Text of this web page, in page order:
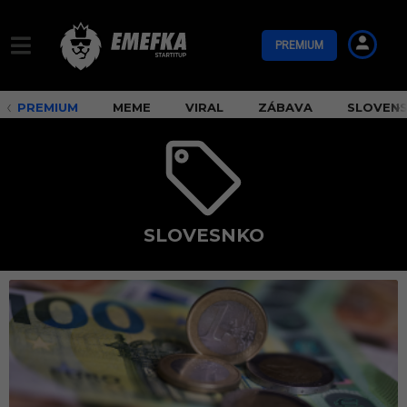
PREMIUM
PREMIUM MEME VIRAL ZÁBAVA
SLOVESNKO
s
l
o
v